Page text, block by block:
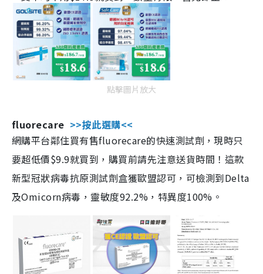
點擊圖片放大
fluorecare >>按此選購<<
網購平台鄰住買有售fluorecare的快速測試劑，現時只
要超低價$9.9就買到，購買前請先注意送貨時間！這款
新型冠狀病毒抗原測試劑盒獲歐盟認可，可檢測到Delta
及Omicorn病毒，靈敏度92.2%，特異度100%。